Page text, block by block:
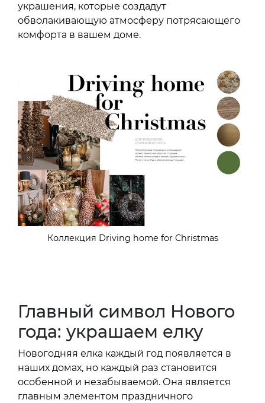
украшения, которые создадут
обволакивающую атмосферу потрясающего
комфорта в вашем доме.
Коллекция Driving home for Christmas
Главный символ Нового
года: украшаем елку
Новогодняя елка каждый год появляется в
наших домах, но каждый раз становится
особенной и незабываемой. Она является
главным элементом праздничного